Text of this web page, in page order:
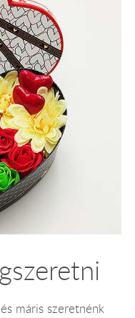
máris szeretnénk